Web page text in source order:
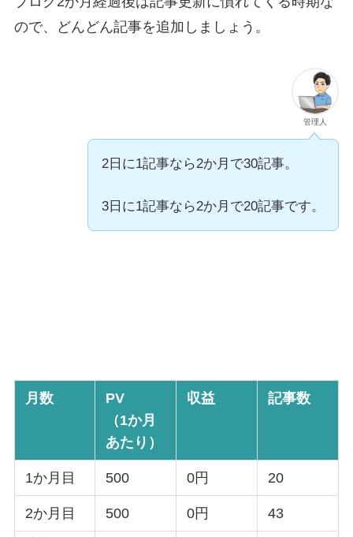
ので、
どんどん記事を追加しましょう。
管理人
2日に1記事なら2か月で30記事。
3日に1記事なら2か月で20記事です。
月数
PV
（1か月
あたり）
収益 記事数
1か月目 500 0円 20
2か月目 500 0円 43